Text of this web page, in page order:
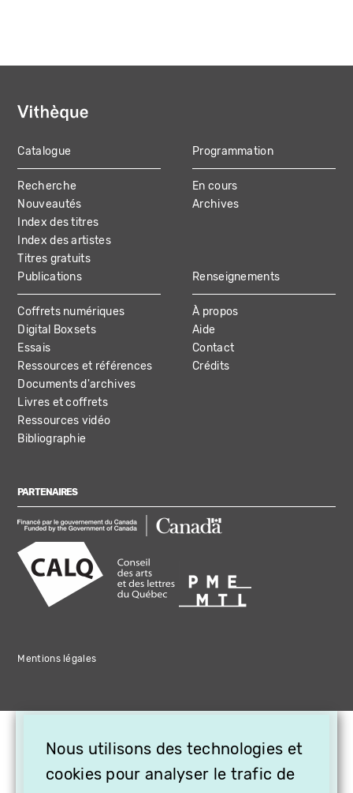
MAIN
NAVIGATION
Catalogue
Recherche
Nouveautés
Index des titres
Index des artistes
Titres gratuits
Programmation
En cours
Archives
Publications
Coffrets numériques
Digital Boxsets
Essais
Ressources et références
Documents d'archives
Livres et coffrets
Ressources vidéo
Bibliographie
Renseignements
À propos
Aide
Contact
Crédits
PARTENAIRES
Mentions légales
Nous utilisons des technologies et
cookies pour analyser le trafic de
OFFREZ LA VIDÉO EN
CADEAU, ABONNEZ VOS